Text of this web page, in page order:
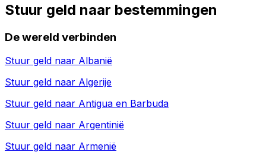
Stuur geld naar bestemmingen
De wereld verbinden
Stuur geld naar Albanië
Stuur geld naar Algerije
Stuur geld naar Antigua en Barbuda
Stuur geld naar Argentinië
Stuur geld naar Armenië